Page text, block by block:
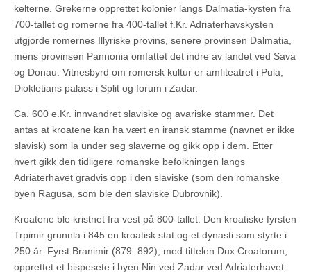
kelterne. Grekerne opprettet kolonier langs Dalmatia-kysten fra
700-tallet og romerne fra 400-tallet f.Kr. Adriaterhavskysten
utgjorde romernes Illyriske provins, senere provinsen Dalmatia,
mens provinsen Pannonia omfattet det indre av landet ved Sava
og Donau. Vitnesbyrd om romersk kultur er amfiteatret i Pula,
Diokletians palass i Split og forum i Zadar.
Ca. 600 e.Kr. innvandret slaviske og avariske stammer. Det
antas at kroatene kan ha vært en iransk stamme (navnet er ikke
slavisk) som la under seg slaverne og gikk opp i dem. Etter
hvert gikk den tidligere romanske befolkningen langs
Adriaterhavet gradvis opp i den slaviske (som den romanske
byen Ragusa, som ble den slaviske Dubrovnik).
Kroatene ble kristnet fra vest på 800-tallet. Den kroatiske fyrsten
Trpimir grunnla i 845 en kroatisk stat og et dynasti som styrte i
250 år. Fyrst Branimir (879–892), med tittelen Dux Croatorum,
opprettet et bispesete i byen Nin ved Zadar ved Adriaterhavet.